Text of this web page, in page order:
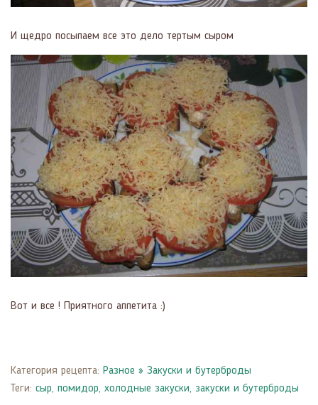
И щедро посыпаем все это дело тертым сыром
Вот и все ! Приятного аппетита :)
Категория рецепта: Разное » Закуски и бутерброды
Теги: сыр, помидор, холодные закуски, закуски и бутерброды